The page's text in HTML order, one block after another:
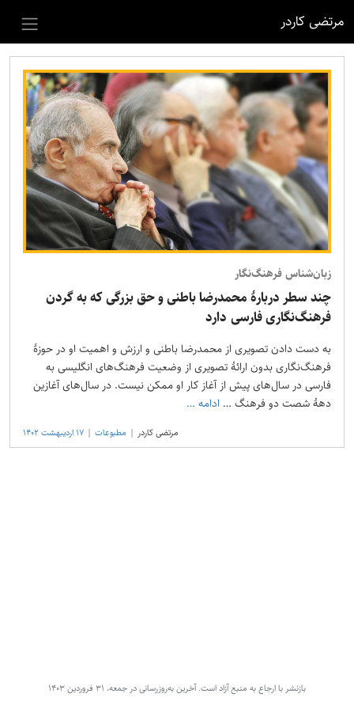
مرتضی کاردر
زبان‌شناس فرهنگ‌نگار
چند سطر دربارهٔ محمدرضا باطنی و حق بزرگی که به گردن
فرهنگ‌نگاری فارسی دارد
به دست دادن تصویری از محمدرضا باطنی و ارزش و اهمیت او در حوزهٔ
فرهنگ‌نگاری بدون ارائهٔ تصویری از وضعیت فرهنگ‌های انگلیسی به
فارسی در سال‌های پیش از آغاز کار او ممکن نیست. در سال‌های آغازین
دههٔ شصت دو فرهنگ … ادامه …
مرتضی کاردر مطبوعات ۱۷ اردیبهشت ۱۴۰۲
بازنشر با ارجاع به منبع آزاد است.آخرین به‌روزرسانی در جمعه، ۳۱ فروردین ۱۴۰۳